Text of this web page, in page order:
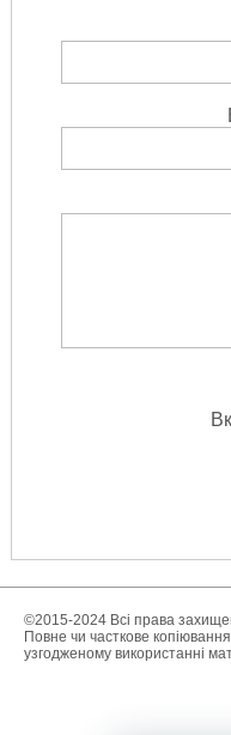
©2015-2024 Всі права
Повне чи часткове
узгодженому використанні